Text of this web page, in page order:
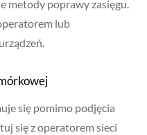
metody poprawy zasięgu.
lub
się pomimo podjęcia
się z operatorem sieci